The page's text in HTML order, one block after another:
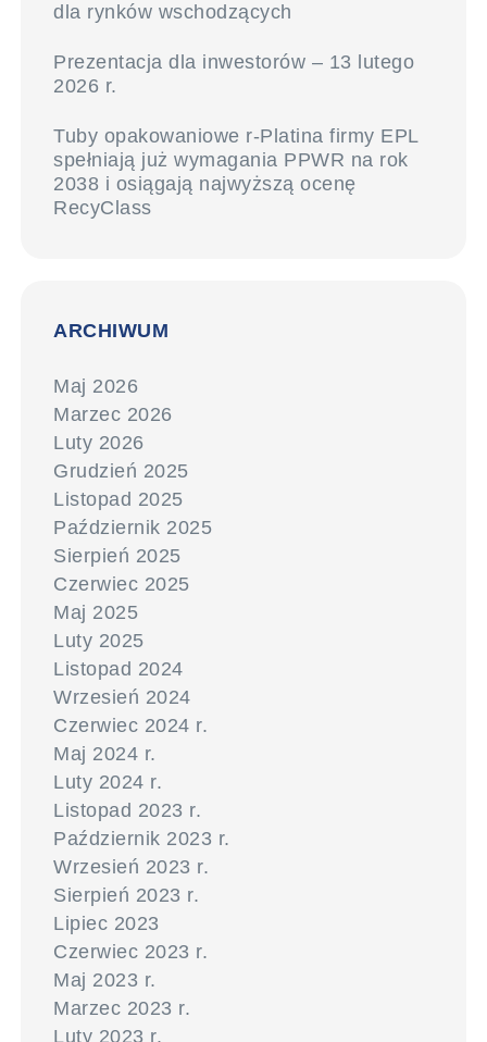
dla rynków wschodzących
Prezentacja dla inwestorów – 13 lutego
2026 r.
Tuby opakowaniowe r-Platina firmy EPL
spełniają już wymagania PPWR na rok
2038 i osiągają najwyższą ocenę
RecyClass
ARCHIWUM
Maj 2026
Marzec 2026
Luty 2026
Grudzień 2025
Listopad 2025
Październik 2025
Sierpień 2025
Czerwiec 2025
Maj 2025
Luty 2025
Listopad 2024
Wrzesień 2024
Czerwiec 2024 r.
Maj 2024 r.
Luty 2024 r.
Listopad 2023 r.
Październik 2023 r.
Wrzesień 2023 r.
Sierpień 2023 r.
Lipiec 2023
Czerwiec 2023 r.
Maj 2023 r.
Marzec 2023 r.
Luty 2023 r.